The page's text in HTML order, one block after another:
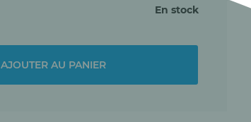
En stock
AJOUTER AU PANIER